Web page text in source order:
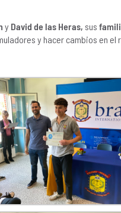
y David de las Heras, sus
y hacer cambios en el